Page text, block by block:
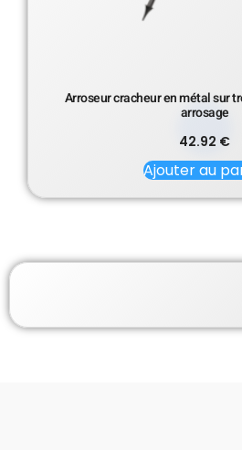
Arroseur cracheur en métal sur
arrosage
42.92 €
Ajouter au